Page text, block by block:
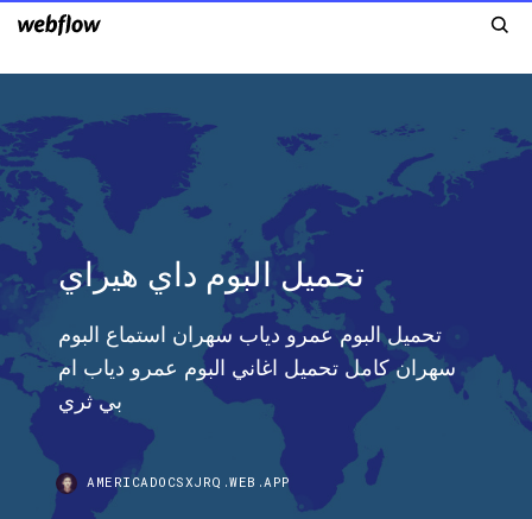
تحميل البوم داي هيراي
تحميل البوم عمرو دياب سهران استماع البوم
سهران كامل تحميل اغاني البوم عمرو دياب ام
بي ثري
AMERICADOCSXJRQ.WEB.APP